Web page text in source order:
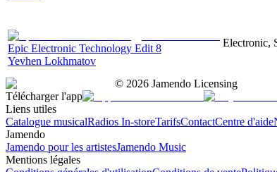
Epic Electronic Technology Edit 8
Yevhen Lokhmatov
Electronic,
© 2026 Jamendo Licensing
Télécharger l'app
Liens utiles
Catalogue musicalRadios In-storeTarifsContactCentre d'aide
Jamendo
Jamendo pour les artistesJamendo Music
Mentions légales